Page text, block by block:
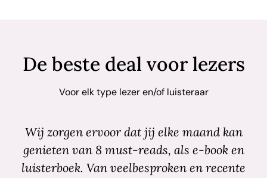
De beste deal voor lezers
Voor elk type lezer en/of luisteraar
Wij zorgen ervoor dat jij elke maand kan
genieten van 8 must-reads, als e-book en
luisterboek. Van veelbesproken en recente